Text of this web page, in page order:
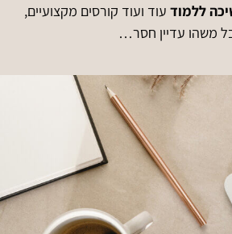
ללמוד עוד ועוד קורסים מקצועיים,
משהו עדיין חסר…